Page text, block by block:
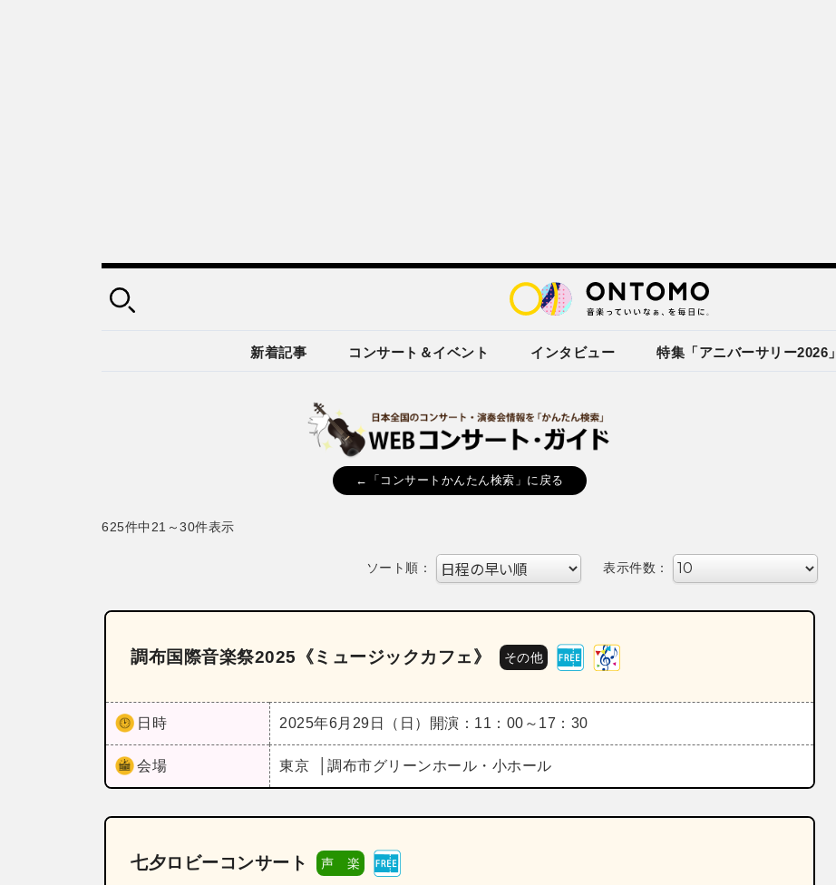
新着記事 コンサート＆イベント インタビュー 特集「アニバーサリー2026」
←「コンサートかんたん検索」に戻る
625件中21～30件表示
ソート順： 表示件数：
調布国際音楽祭2025《ミュージックカフェ》 その他
日時 2025年6月29日（日） 開演：11：00～17：30
会場 東京 調布市グリーンホール・小ホール
七夕ロビーコンサート 声 楽